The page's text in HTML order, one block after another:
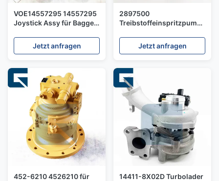
VOE14557295 14557295
Joystick Assy für Bagger
hydraulischer Joystick
Jetzt anfragen
2897500
Treibstoffeinspritzpumpe
QSL9-Motor
Jetzt anfragen
452-6210 4526210 für
14411-8X02D Turbolader